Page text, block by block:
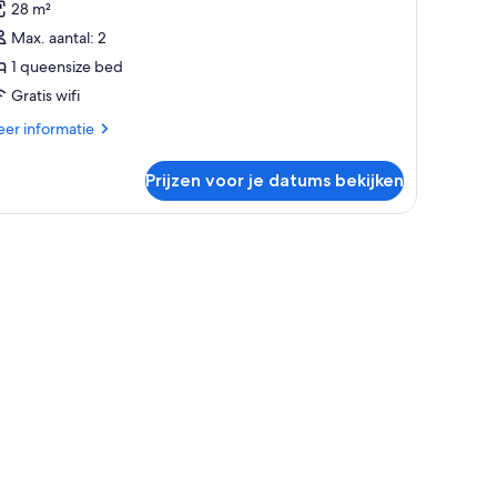
28 m²
Max. aantal: 2
1 queensize bed
Gratis wifi
informatie
Prijzen voor je datums bekijken